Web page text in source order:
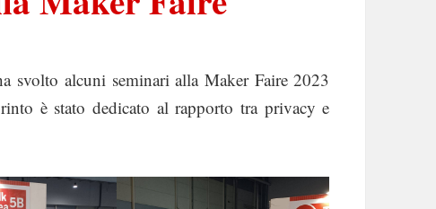
svolto alcuni seminari alla Maker Faire 2023
è stato dedicato al rapporto tra privacy e